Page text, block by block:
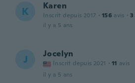
K Karen
Inscrit depuis 2017 · 156 avis · 3
il y a 5 ans
J Jocelyn
Inscrit depuis 2021 · 11 avis
il y a 5 ans